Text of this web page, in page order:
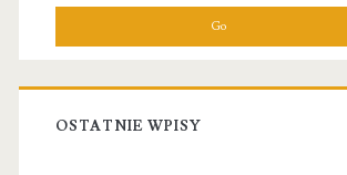
OSTATNIE WPISY